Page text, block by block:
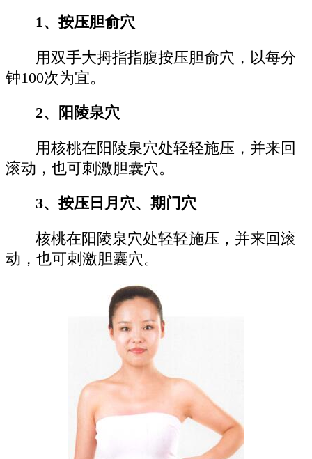
1、按压胆俞穴
用双手大拇指指腹按压胆俞穴，以每分
钟100次为宜。
2、阳陵泉穴
用核桃在阳陵泉穴处轻轻施压，并来回
滚动，也可刺激胆囊穴。
3、按压日月穴、期门穴
核桃在阳陵泉穴处轻轻施压，并来回滚
动，也可刺激胆囊穴。